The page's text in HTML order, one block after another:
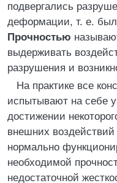
подвергались
деформации, т. е.
Прочностью
выдерживать
разрушения и
На практике все
испытывают на себе
достижении
внешних воздействий
нормально
необходимой
недостаточной